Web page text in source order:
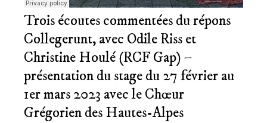
Trois écoutes commentées du répons
Collegerunt, avec Odile Riss et
Christine Houlé (RCF Gap) –
présentation du stage du 27 février au
1er mars 2023 avec le Chœur
Grégorien des Hautes-Alpes